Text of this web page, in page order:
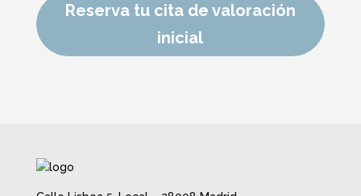
Reserva tu cita de valoración
inicial